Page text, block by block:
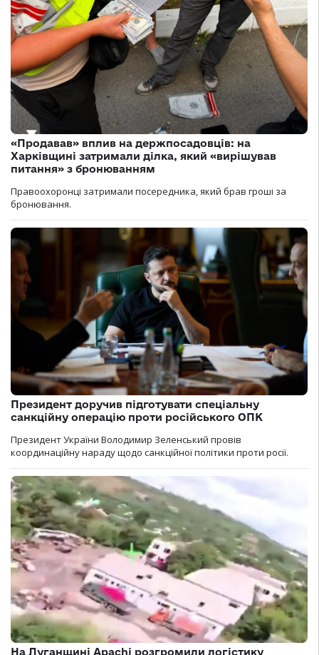
«Продавав» вплив на держпосадовців: на
Харківщині затримали ділка, який «вирішував
питання» з бронюванням
Правоохоронці затримали посередника, який брав гроші за
бронювання.
Президент доручив підготувати спеціальну
санкційну операцію проти російського ОПК
Президент України Володимир Зеленський провів
координаційну нараду щодо санкційної політики проти росії.
На Луганщині Apachi розгромили логістику